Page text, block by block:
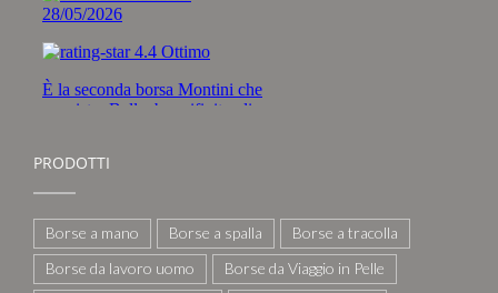
PRODOTTI
Borse a mano Borse a spalla
Borse a tracolla
Borse da lavoro uomo
Borse da Viaggio in Pelle